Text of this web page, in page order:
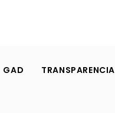
GAD TRANSPARENCIA